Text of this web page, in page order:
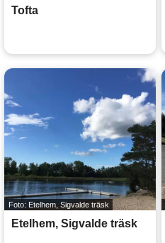
Tofta
Foto: Etelhem, Sigvalde träsk
Etelhem, Sigvalde träsk